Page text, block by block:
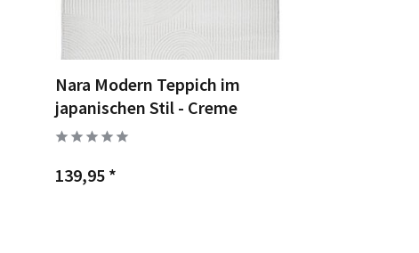
Nara Modern Teppich im
japanischen Stil - Creme
139,95 *